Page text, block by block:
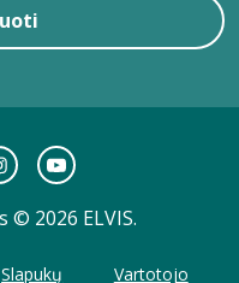
© 2026 ELVIS.
Slapukų Vartotojo